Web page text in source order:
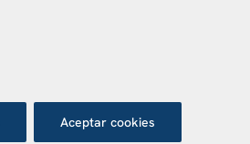
Aceptar cookies